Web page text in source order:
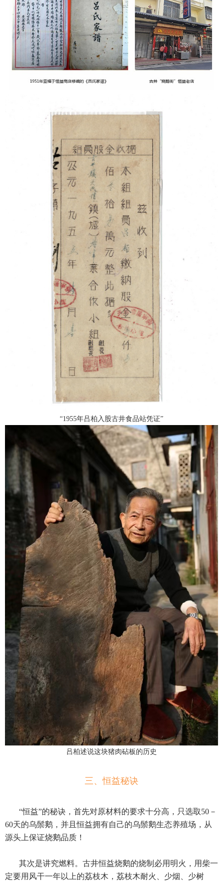
“1955年吕柏入股古井食品站凭证”
吕柏述说这块猪肉砧板的历史
三、恒益秘诀
“恒益”的秘诀，首先对原材料的要求十分高，只选取50－
60天的乌鬃鹅，并且恒益拥有自己的乌鬃鹅生态养殖场，从
源头上保证烧鹅品质！
其次是讲究燃料。古井恒益烧鹅的烧制必用明火，用柴一
定要用风干一年以上的荔枝木，荔枝木耐火、少烟、少树